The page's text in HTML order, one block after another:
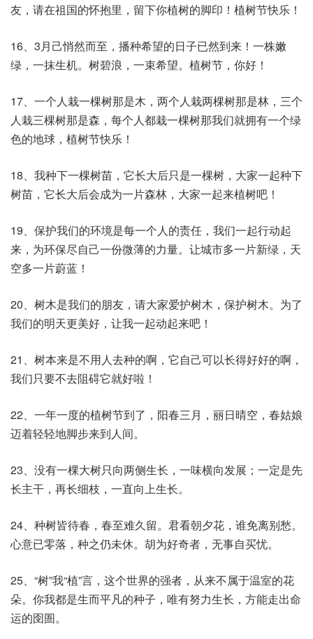
友，请在祖国的怀抱里，留下你植树的脚印！植树节快乐！
16、3月己悄然而至，播种希望的日子已然到来！一株嫩
绿，一抹生机。树碧浪，一束希望。植树节，你好！
17、一个人栽一棵树那是木，两个人栽两棵树那是林，三个
人栽三棵树那是森，每个人都栽一棵树那我们就拥有一个绿
色的地球，植树节快乐！
18、我种下一棵树苗，它长大后只是一棵树，大家一起种下
树苗，它长大后会成为一片森林，大家一起来植树吧！
19、保护我们的环境是每一个人的责任，我们一起行动起
来，为环保尽自己一份微薄的力量。让城市多一片新绿，天
空多一片蔚蓝！
20、树木是我们的朋友，请大家爱护树木，保护树木。为了
我们的明天更美好，让我一起动起来吧！
21、树本来是不用人去种的啊，它自己可以长得好好的啊，
我们只要不去阻碍它就好啦！
22、一年一度的植树节到了，阳春三月，丽日晴空，春姑娘
迈着轻轻地脚步来到人间。
23、没有一棵大树只向两侧生长，一味横向发展；一定是先
长主干，再长细枝，一直向上生长。
24、种树皆待春，春至难久留。君看朝夕花，谁免离别愁。
心意已零落，种之仍未休。胡为好奇者，无事自买忧。
25、“树”我“植”言，这个世界的强者，从来不属于温室的花
朵。你我都是生而平凡的种子，唯有努力生长，方能走出命
运的囹圄。